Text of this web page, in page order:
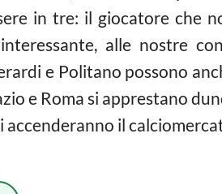
in tre: il giocatore che
alle nostre
e Politano possono
e Roma si apprestano
il